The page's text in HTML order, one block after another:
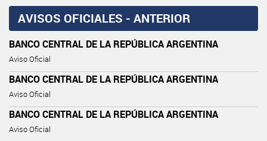
AVISOS OFICIALES - ANTERIOR
BANCO CENTRAL DE LA REPÚBLICA ARGENTINA
Aviso Oficial
BANCO CENTRAL DE LA REPÚBLICA ARGENTINA
Aviso Oficial
BANCO CENTRAL DE LA REPÚBLICA ARGENTINA
Aviso Oficial